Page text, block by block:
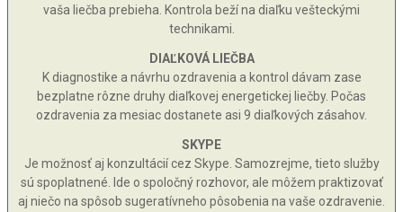
vaša liečba prebieha. Kontrola beží na diaľku vešteckými
technikami.
DIAĽKOVÁ LIEČBA
K diagnostike a návrhu ozdravenia a kontrol dávam zase
bezplatne rôzne druhy diaľkovej energetickej liečby. Počas
ozdravenia za mesiac dostanete asi 9 diaľkových zásahov.
SKYPE
Je možnosť aj konzultácií cez Skype. Samozrejme, tieto služby
sú spoplatnené. Ide o spoločný rozhovor, ale môžem praktizovať
aj niečo na spôsob sugeratívneho pôsobenia na vaše ozdravenie.